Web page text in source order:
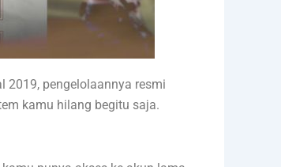
2019, pengelolaannya resmi
kamu hilang begitu saja.